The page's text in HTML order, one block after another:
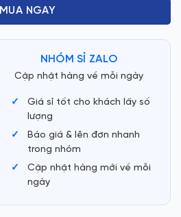
MUA NGAY
NHÓM SỈ ZALO
Cập nhật hàng về mỗi ngày
Giá sỉ tốt cho khách lấy số
lượng
Báo giá & lên đơn nhanh
trong nhóm
Cập nhật hàng mới về mỗi
ngày